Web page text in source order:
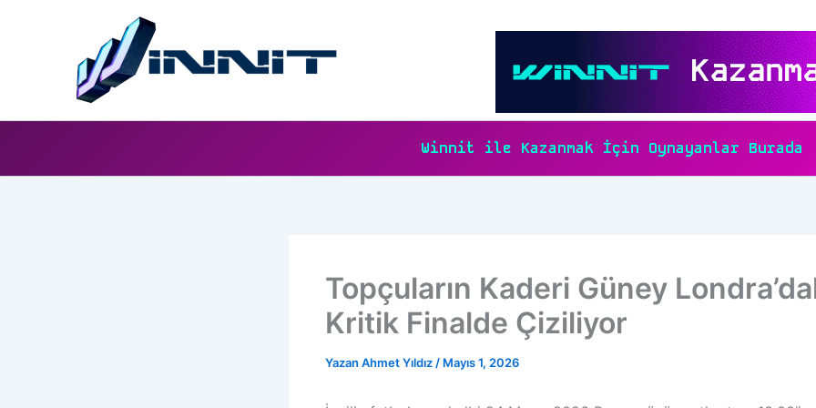
Winnit ile Kazanmak İçin Oynayanlar Burada
Topçuların Kaderi Güney
Kritik Finalde Çiziliyor
Yazan Ahmet Yıldız / Mayıs 1, 2026